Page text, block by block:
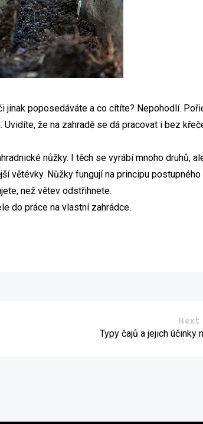
jinak poposedáváte a co cítíte? Nepohodlí.
že na zahradě se dá pracovat i bez
nůžky. I těch se vyrábí mnoho druhů,
větévky. Nůžky fungují na principu
než větev odstřihnete.
do práce na vlastní zahrádce.
Typy čajů a jejich účinky